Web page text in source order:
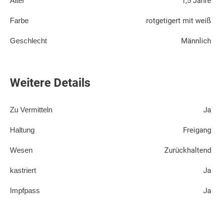
Farbe rotgetigert mit weiß
Geschlecht Männlich
Weitere Details
Zu Vermitteln Ja
Haltung Freigang
Wesen Zurückhaltend
kastriert Ja
Impfpass Ja